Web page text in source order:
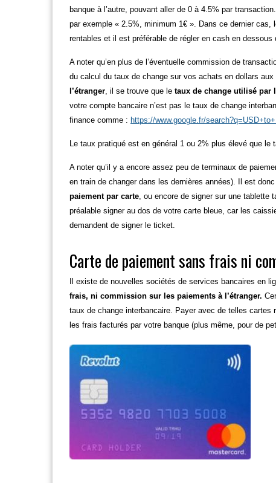
banque à l’autre, pouvant aller de 0 à 4.5% par
par exemple « 2.5%, minimum 1€ ». Dans ce dernier
rentables et il est préférable de régler en cash en dessous
A noter qu’en plus de l’éventuelle commission de
du calcul du taux de change sur vos achats en dollars
l’étranger, il se trouve que le taux de change utilisé par
votre compte bancaire n’est pas le taux de change
finance comme : https://www.google.fr/
Le taux pratiqué est en général 1 ou 2% plus élevé que le
A noter qu’il y a encore assez peu de terminaux de
en train de changer dans les dernières années). Il est donc
paiement par carte, ou encore de signer sur une tablette
préalable signer au dos de votre carte bleue, car les
demandent de signer le ticket.
Carte de paiement sans frais ni
Il existe de nouvelles sociétés de services bancaires en
frais, ni commission sur les paiements à l’étranger.
taux de change interbancaire. Payer avec de telles
les frais facturés par votre banque (plus même, pour de